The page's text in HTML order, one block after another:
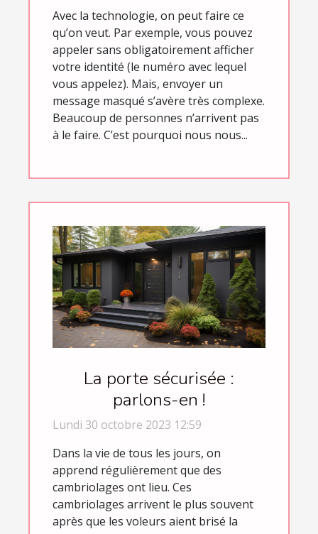
Avec la technologie, on peut faire ce
qu’on veut. Par exemple, vous pouvez
appeler sans obligatoirement afficher
votre identité (le numéro avec lequel
vous appelez). Mais, envoyer un
message masqué s’avère très complexe.
Beaucoup de personnes n’arrivent pas
à le faire. C’est pourquoi nous nous...
La porte sécurisée :
parlons-en !
Lundi 30 octobre 2023 12:59
Dans la vie de tous les jours, on
apprend régulièrement que des
cambriolages ont lieu. Ces
cambriolages arrivent le plus souvent
après que les voleurs aient brisé la